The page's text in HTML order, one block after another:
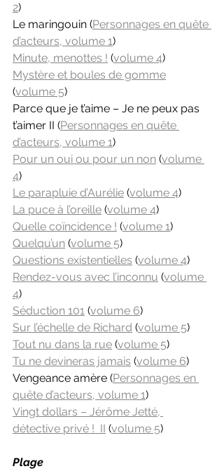
2)
Le maringouin (Personnages en quête
d’acteurs, volume 1)
Minute, menottes ! (volume 4)
Mystère et boules de gomme
(volume 5)
Parce que je t’aime – Je ne peux pas
t’aimer II (Personnages en quête
d’acteurs, volume 1)
Pour un oui ou pour un non (volume
4)
Le parapluie d’Aurélie (volume 4)
La puce à l’oreille (volume 4)
Quelle coïncidence ! (volume 1)
Quelqu’un (volume 5)
Questions existentielles (volume 4)
Rendez-vous avec l’inconnu (volume
4)
Séduction 101 (volume 6)
Sur l’échelle de Richard (volume 5)
Tout nu dans la rue (volume 5)
Tu ne devineras jamais (volume 6)
Vengeance amère (Personnages en
quête d’acteurs, volume 1)
Vingt dollars – Jérôme Jetté,
détective privé !  II (volume 5)
Plage